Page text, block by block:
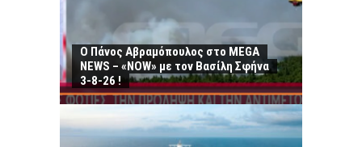
Ο Πάνος Αβραμόπουλος στο MEGA
NEWS – «NOW» με τον Βασίλη Σφήνα
3-8-26 !